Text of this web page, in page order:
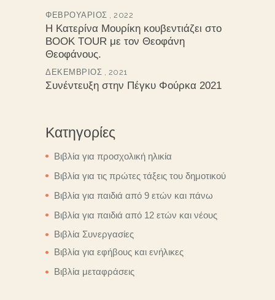
ΦΕΒΡΟΥΆΡΙΟΣ , 2022
Η Κατερίνα Μουρίκη κουβεντιάζει στο
BOOK TOUR με τον Θεοφάνη
Θεοφάνους.
ΔΕΚΈΜΒΡΙΟΣ , 2021
Συνέντευξη στην Πέγκυ Φούρκα 2021
Κατηγορίες
Βιβλία για προσχολική ηλικία
Βιβλία για τις πρώτες τάξεις του δημοτικού
Βιβλία για παιδιά από 9 ετών και πάνω
Βιβλία για παιδιά από 12 ετών και νέους
Βιβλία Συνεργασίες
Βιβλία για εφήβους και ενήλικες
Βιβλία μεταφράσεις